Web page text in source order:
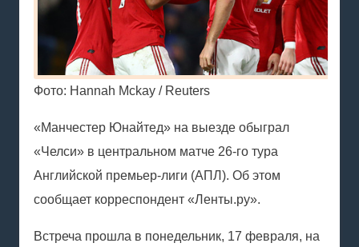
Фото: Hannah Mckay / Reuters
«Манчестер Юнайтед» на выезде обыграл
«Челси» в центральном матче 26-го тура
Английской премьер-лиги (АПЛ). Об этом
сообщает корреспондент «Ленты.ру».
Встреча прошла в понедельник, 17 февраля, на